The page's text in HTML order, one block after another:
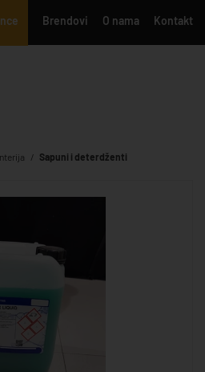
Brendovi O nama Kontakt
Sapuni i deterdženti